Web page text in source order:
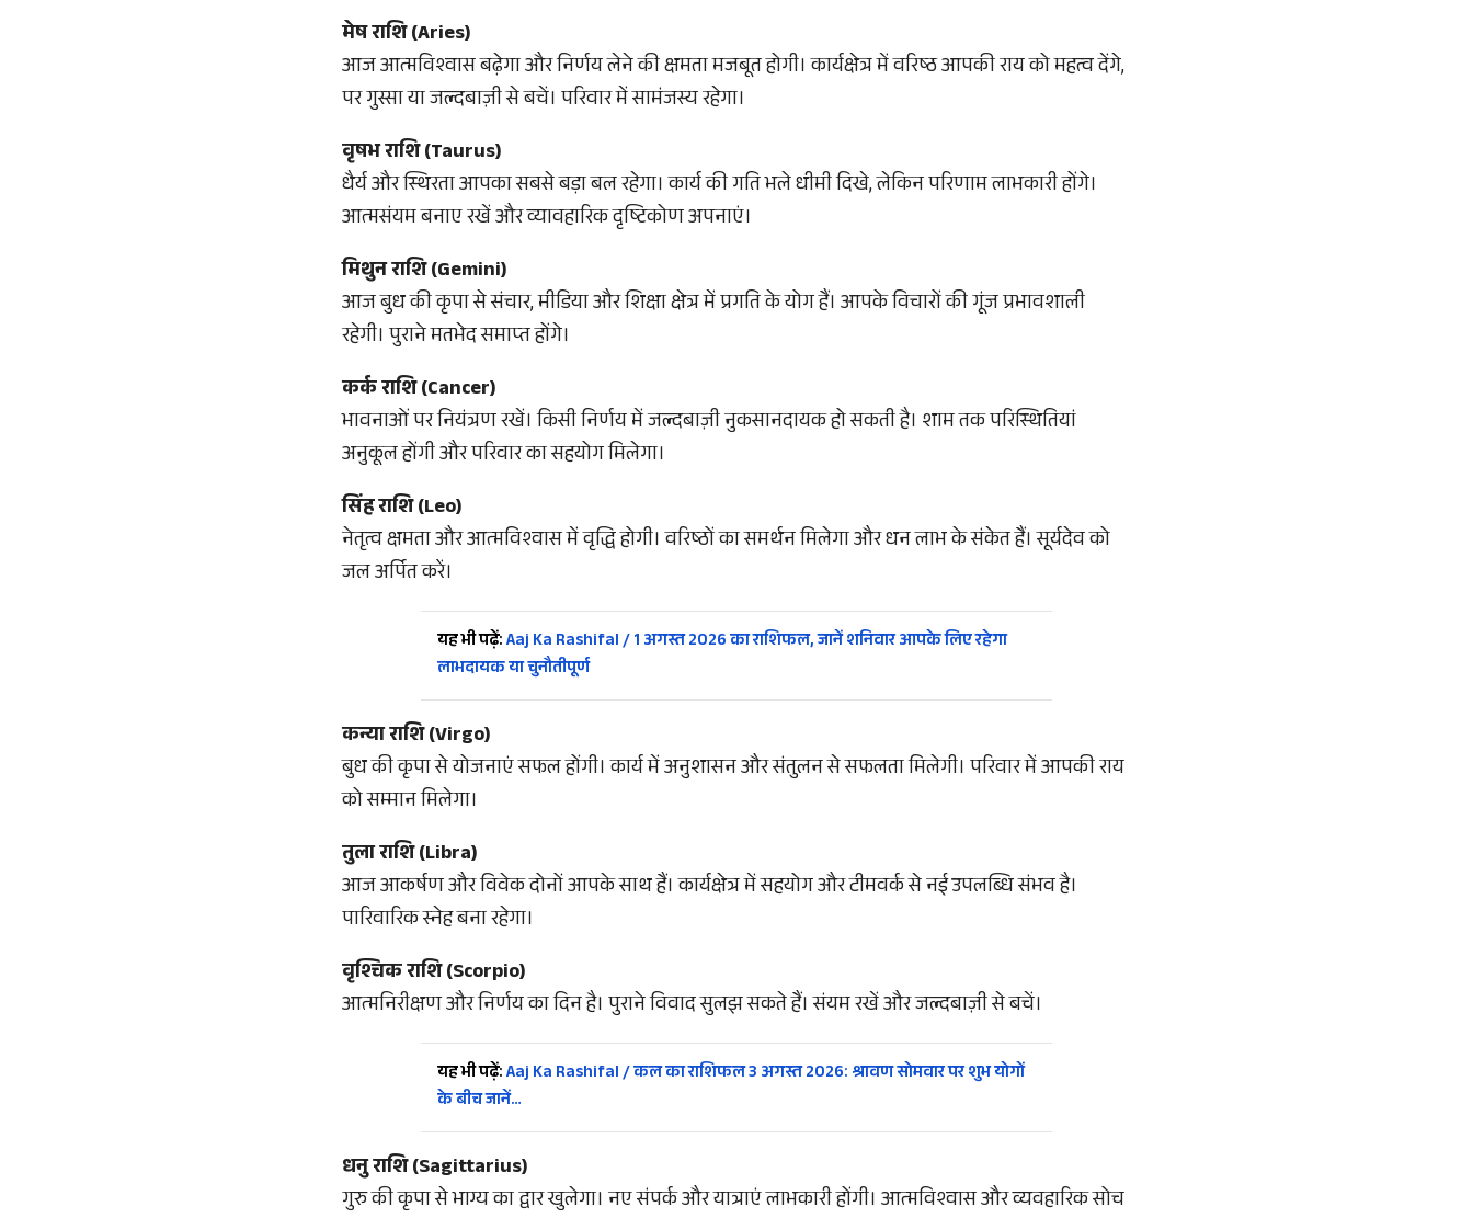
मेष राशि (Aries)
आज आत्मविश्वास बढ़ेगा और निर्णय लेने की क्षमता मजबूत होगी। कार्यक्षेत्र में वरिष्ठ आपकी राय को महत्व देंगे,
पर गुस्सा या जल्दबाज़ी से बचें। परिवार में सामंजस्य रहेगा।
वृषभ राशि (Taurus)
धैर्य और स्थिरता आपका सबसे बड़ा बल रहेगा। कार्य की गति भले धीमी दिखे, लेकिन परिणाम लाभकारी होंगे।
आत्मसंयम बनाए रखें और व्यावहारिक दृष्टिकोण अपनाएं।
मिथुन राशि (Gemini)
आज बुध की कृपा से संचार, मीडिया और शिक्षा क्षेत्र में प्रगति के योग हैं। आपके विचारों की गूंज प्रभावशाली
रहेगी। पुराने मतभेद समाप्त होंगे।
कर्क राशि (Cancer)
भावनाओं पर नियंत्रण रखें। किसी निर्णय में जल्दबाज़ी नुकसानदायक हो सकती है। शाम तक परिस्थितियां
अनुकूल होंगी और परिवार का सहयोग मिलेगा।
सिंह राशि (Leo)
नेतृत्व क्षमता और आत्मविश्वास में वृद्धि होगी। वरिष्ठों का समर्थन मिलेगा और धन लाभ के संकेत हैं। सूर्यदेव को
जल अर्पित करें।
यह भी पढ़ें:Aaj Ka Rashifal / 1 अगस्त 2026 का राशिफल, जानें शनिवार आपके लिए रहेगा
लाभदायक या चुनौतीपूर्ण
कन्या राशि (Virgo)
बुध की कृपा से योजनाएं सफल होंगी। कार्य में अनुशासन और संतुलन से सफलता मिलेगी। परिवार में आपकी राय
को सम्मान मिलेगा।
तुला राशि (Libra)
आज आकर्षण और विवेक दोनों आपके साथ हैं। कार्यक्षेत्र में सहयोग और टीमवर्क से नई उपलब्धि संभव है।
पारिवारिक स्नेह बना रहेगा।
वृश्चिक राशि (Scorpio)
आत्मनिरीक्षण और निर्णय का दिन है। पुराने विवाद सुलझ सकते हैं। संयम रखें और जल्दबाज़ी से बचें।
यह भी पढ़ें:Aaj Ka Rashifal / कल का राशिफल 3 अगस्त 2026: श्रावण सोमवार पर शुभ योगों
के बीच जानें…
धनु राशि (Sagittarius)
गुरु की कृपा से भाग्य का द्वार खुलेगा। नए संपर्क और यात्राएं लाभकारी होंगी। आत्मविश्वास और व्यवहारिक सोच